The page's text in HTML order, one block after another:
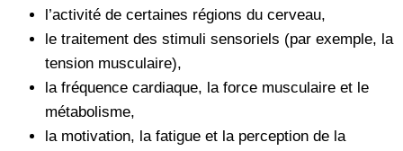
l’activité de certaines régions du cerveau,
le traitement des stimuli sensoriels (par exemple, la
tension musculaire),
la fréquence cardiaque, la force musculaire et le
métabolisme,
la motivation, la fatigue et la perception de la